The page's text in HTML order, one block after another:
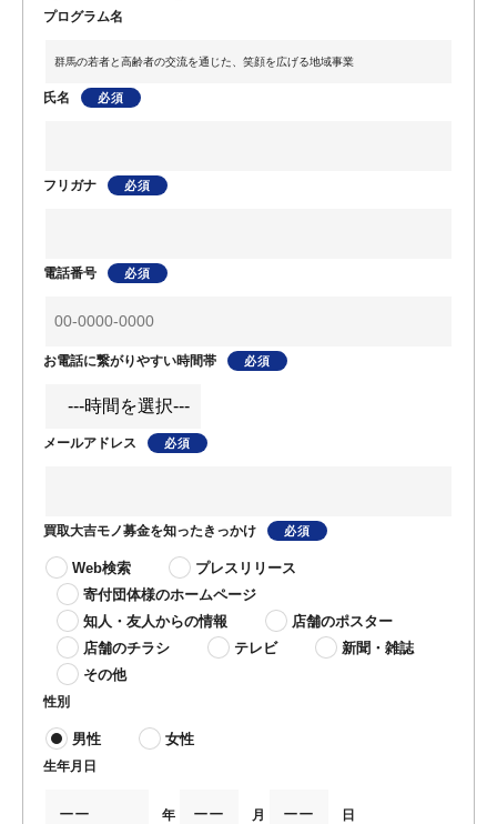
プログラム名
氏名
フリガナ
電話番号
お電話に繋がりやすい時間帯
メールアドレス
買取大吉モノ募金を知ったきっかけ
Web検索
プレスリリース
寄付団体様のホームページ
知人・友人からの情報
店舗のポスター
店舗のチラシ
テレビ
新聞・雑誌
その他
性別
男性 女性
生年月日
年 月 日